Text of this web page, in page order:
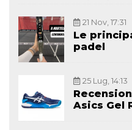
21 Nov, 17:31
Le
padel
25 Lug, 14:13
Asics Gel